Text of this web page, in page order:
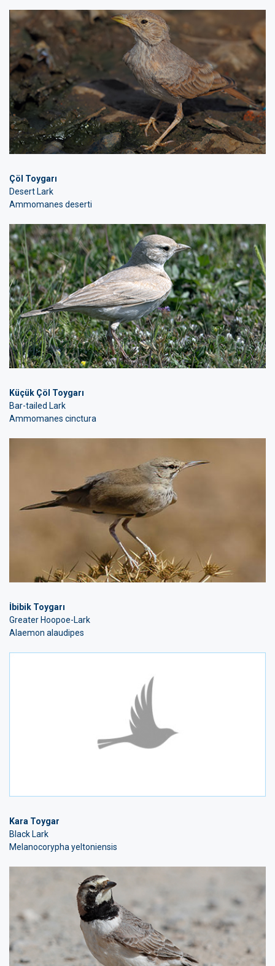
Çöl Toygarı
Desert Lark
Ammomanes deserti
Küçük Çöl Toygarı
Bar-tailed Lark
Ammomanes cinctura
İbibik Toygarı
Greater Hoopoe-Lark
Alaemon alaudipes
Kara Toygar
Black Lark
Melanocorypha yeltoniensis